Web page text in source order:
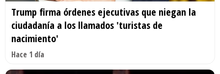
Trump firma órdenes ejecutivas que niegan la
ciudadanía a los llamados 'turistas de
nacimiento'
Hace 1 día